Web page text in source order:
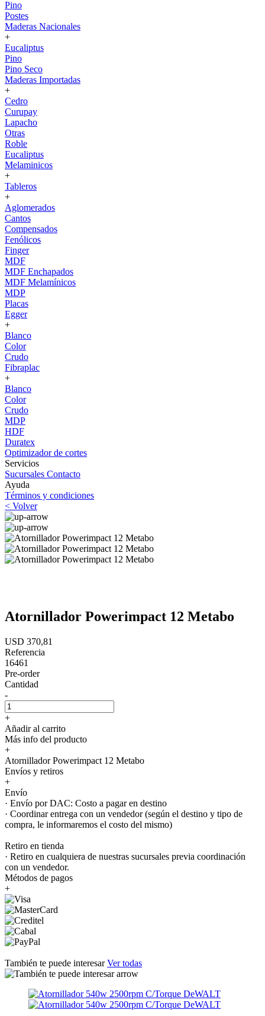
Pino
Postes
Maderas Nacionales
+
Eucaliptus
Pino
Pino Seco
Maderas Importadas
+
Cedro
Curupay
Lapacho
Otras
Roble
Eucaliptus
Melaminicos
+
Tableros
+
Aglomerados
Cantos
Compensados
Fenólicos
Finger
MDF
MDF Enchapados
MDF Melamínicos
MDP
Placas
Egger
+
Blanco
Color
Crudo
Fibraplac
+
Blanco
Color
Crudo
MDP
HDF
Duratex
Optimizador de cortes
Servicios
Sucursales Contacto
Ayuda
Términos y condiciones
< Volver
Atornillador Powerimpact 12 Metabo
USD 370,81
Referencia
16461
Pre-order
Cantidad
-
+
Añadir al carrito
Más info del producto
+
Atornillador Powerimpact 12 Metabo
Envíos y retiros
+
Envío
· Envío por DAC: Costo a pagar en destino
· Coordinar entrega con un vendedor (según el destino y tipo de
compra, le informaremos el costo del mismo)
Retiro en tienda
· Retiro en cualquiera de nuestras sucursales previa coordinación
con un vendedor.
Métodos de pagos
+
También te puede interesarVer todas